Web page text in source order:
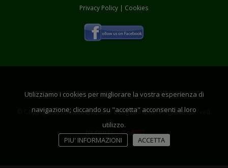
Privacy Policy | Cookies
© Copyright 2026Associazione LongobardiaAll Rights Reserved.
Utilizziamo i cookies per migliorare la vostra esperienza di
navigazione; cliccando su "accetta" acconsenti al loro
utilizzo.
PIU' INFORMAZIONI
ACCETTA